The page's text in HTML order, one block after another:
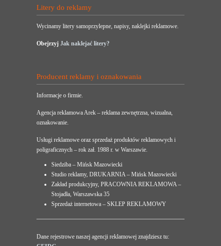
Litery do reklamy
Wycinamy litery samoprzylepne, napisy, naklejki reklamowe.
Obejrzyj Jak naklejać litery?
Producent reklamy i oznakowania
Informacje o firmie.
Agencja reklamowa Arek – reklama zewnętrzna, wizualna,
oznakowanie.
Usługi reklamowe oraz sprzedaż produktów reklamowych i
poligraficznych – rok zał. 1988 r. w Warszawie.
Siedziba – Mińsk Mazowiecki
Studio reklamy, DRUKARNIA – Mińsk Mazowiecki
Zakład produkcyjny, PRACOWNIA REKLAMOWA –
Stojadła, Warszawska 35
Sprzedaż internetowa – SKLEP REKLAMOWY
Dane rejestrowe naszej agencji reklamowej znajdziesz tu: